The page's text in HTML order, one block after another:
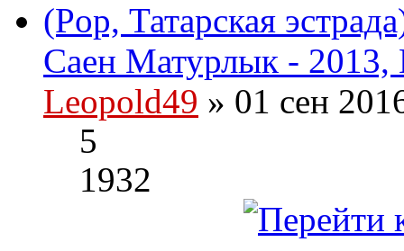
(Pop, Татарская
Саен Матурлык - 2013,
Leopold49 » 01 сен
5
1932